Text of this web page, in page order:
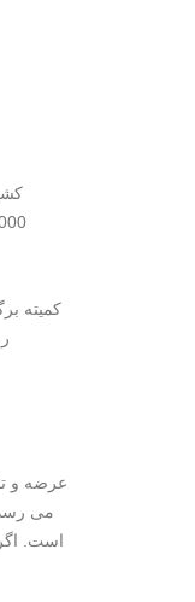
عرضه و